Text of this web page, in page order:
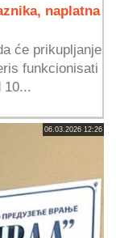
naplatna
će prikupljanje
funkcionisati
10...
06.03.2026 12:26